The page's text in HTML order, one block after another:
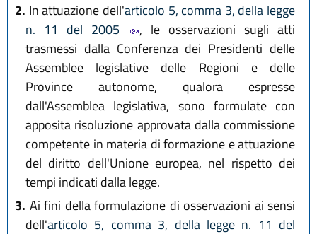
2. In attuazione dell'articolo 5, comma 3, della legge
n. 11 del 2005
, le osservazioni sugli atti
trasmessi dalla Conferenza dei Presidenti delle
Assemblee legislative delle Regioni e delle
Province autonome, qualora espresse
dall'Assemblea legislativa, sono formulate con
apposita risoluzione approvata dalla commissione
competente in materia di formazione e attuazione
del diritto dell'Unione europea, nel rispetto dei
tempi indicati dalla legge.
3. Ai fini della formulazione di osservazioni ai sensi
dell'articolo 5, comma 3, della legge n. 11 del